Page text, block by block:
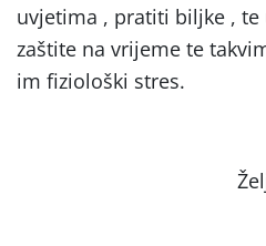
uvjetima , pratiti biljke ,
zaštite na vrijeme te
im fiziološki stres.